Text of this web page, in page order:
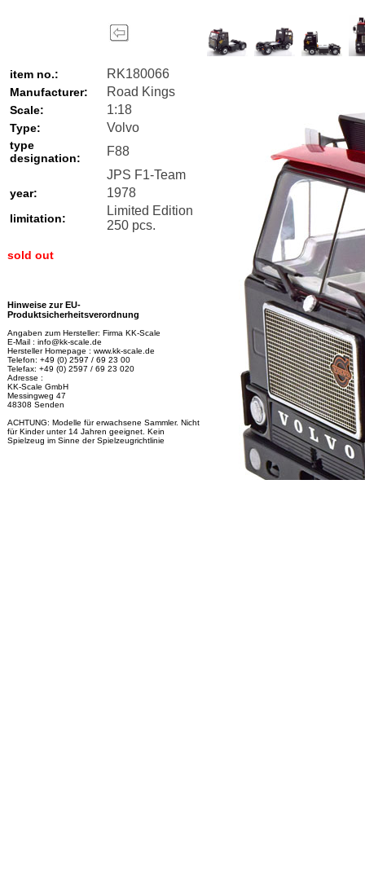
item no.: RK180066
Manufacturer: Road Kings
Scale: 1:18
Type: Volvo
type
designation:
F88
JPS F1-Team
year: 1978
limitation:
Limited Edition
250 pcs.
sold out
Hinweise zur EU-
Produktsicherheitsverordnung
Angaben zum Hersteller: Firma KK-Scale
E-Mail : info@kk-scale.de
Hersteller Homepage : www.kk-scale.de
Telefon: +49 (0) 2597 / 69 23 00
Telefax: +49 (0) 2597 / 69 23 020
Adresse :
KK-Scale GmbH
Messingweg 47
48308 Senden
ACHTUNG: Modelle für erwachsene Sammler. Nicht
für Kinder unter 14 Jahren geeignet. Kein
Spielzeug im Sinne der Spielzeugrichtlinie